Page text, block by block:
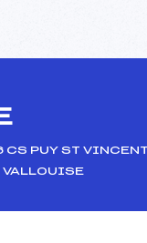
PUY ST
VALLOUISE